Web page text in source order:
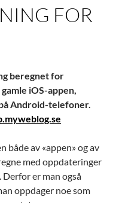
FOR
beregnet for
iOS-appen,
Android-telefoner.
både av «appen» og av
med oppdateringer
er man også
oppdager noe som